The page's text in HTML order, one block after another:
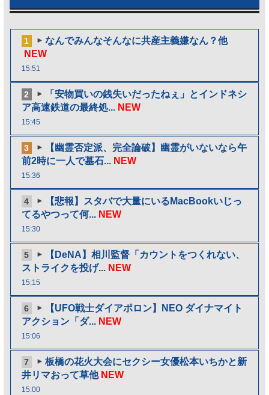
1
なんでみんなそんなに共産主義嫌なん？他
NEW
15:51
2
「安物買いの銭失いだったねぇ」とインドネシ
ア高速鉄道の最終処... NEW
15:45
3
【幽霊否定派、完全論破】幽霊がいないなら午
前2時に一人で墓石... NEW
15:36
4
【悲報】スタバで大量にいるMacBookいじっ
てるやつって何... NEW
15:30
5
【DeNA】相川監督「カウントをつくれない、
ストライクを投げ... NEW
15:15
6
【UFO戦士ダイアポロン】NEO ダイナマイト
アクション「ダ... NEW
15:06
7
板橋の花火大会にセクシー女優松本いちかと新
井リマおって草他 NEW
15:00